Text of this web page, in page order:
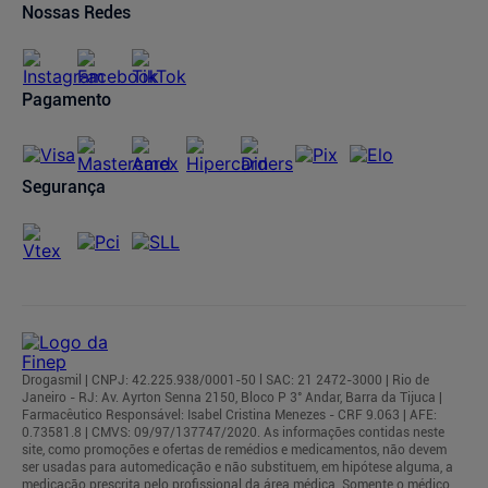
Compra Recorrente
Nossas Redes
Pagamento
Segurança
Drogasmil | CNPJ: 42.225.938/0001-50 l SAC: 21 2472-3000 | Rio de
Janeiro - RJ: Av. Ayrton Senna 2150, Bloco P 3° Andar, Barra da Tijuca |
Farmacêutico Responsável: Isabel Cristina Menezes - CRF 9.063 | AFE:
0.73581.8 | CMVS: 09/97/137747/2020. As informações contidas neste
site, como promoções e ofertas de remédios e medicamentos, não devem
ser usadas para automedicação e não substituem, em hipótese alguma, a